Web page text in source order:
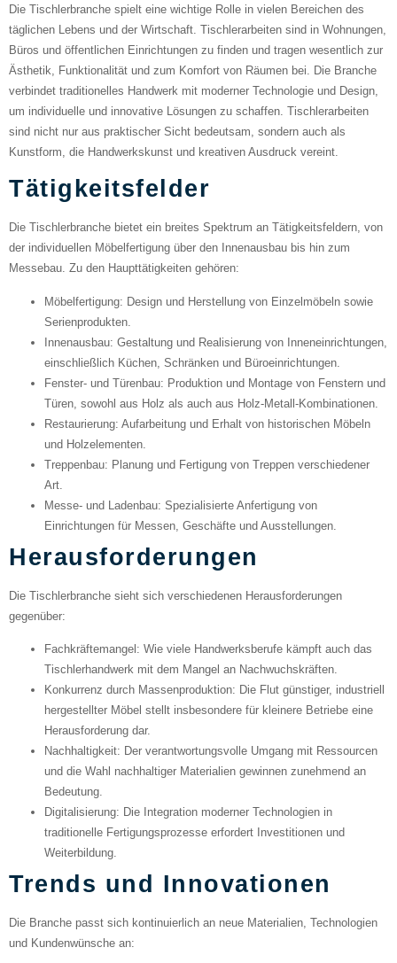
Die Tischlerbranche spielt eine wichtige Rolle in vielen Bereichen des
täglichen Lebens und der Wirtschaft. Tischlerarbeiten sind in Wohnungen,
Büros und öffentlichen Einrichtungen zu finden und tragen wesentlich zur
Ästhetik, Funktionalität und zum Komfort von Räumen bei. Die Branche
verbindet traditionelles Handwerk mit moderner Technologie und Design,
um individuelle und innovative Lösungen zu schaffen. Tischlerarbeiten
sind nicht nur aus praktischer Sicht bedeutsam, sondern auch als
Kunstform, die Handwerkskunst und kreativen Ausdruck vereint.
Tätigkeitsfelder
Die Tischlerbranche bietet ein breites Spektrum an Tätigkeitsfeldern, von
der individuellen Möbelfertigung über den Innenausbau bis hin zum
Messebau. Zu den Haupttätigkeiten gehören:
Möbelfertigung: Design und Herstellung von Einzelmöbeln sowie
Serienprodukten.
Innenausbau: Gestaltung und Realisierung von Inneneinrichtungen,
einschließlich Küchen, Schränken und Büroeinrichtungen.
Fenster- und Türenbau: Produktion und Montage von Fenstern und
Türen, sowohl aus Holz als auch aus Holz-Metall-Kombinationen.
Restaurierung: Aufarbeitung und Erhalt von historischen Möbeln
und Holzelementen.
Treppenbau: Planung und Fertigung von Treppen verschiedener
Art.
Messe- und Ladenbau: Spezialisierte Anfertigung von
Einrichtungen für Messen, Geschäfte und Ausstellungen.
Herausforderungen
Die Tischlerbranche sieht sich verschiedenen Herausforderungen
gegenüber:
Fachkräftemangel : Wie viele Handwerksberufe kämpft auch das
Tischlerhandwerk mit dem Mangel an Nachwuchskräften.
Konkurrenz durch Massenproduktion: Die Flut günstiger, industriell
hergestellter Möbel stellt insbesondere für kleinere Betriebe eine
Herausforderung dar.
Nachhaltigkeit: Der verantwortungsvolle Umgang mit Ressourcen
und die Wahl nachhaltiger Materialien gewinnen zunehmend an
Bedeutung.
Digitalisierung: Die Integration moderner Technologien in
traditionelle Fertigungsprozesse erfordert Investitionen und
Weiterbildung.
Trends und Innovationen
Die Branche passt sich kontinuierlich an neue Materialien, Technologien
und Kundenwünsche an: